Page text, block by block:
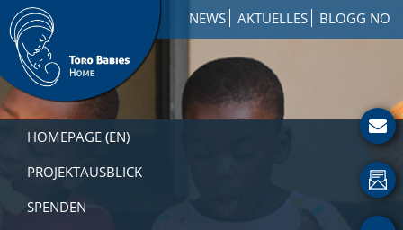
Zur
Hauptnavigation
springen
Skip
to
main
content
Zur
Fußzeile
springen
NEWS AKTUELLES BLOGG NO
Toro
Babies
Home
How
Involved
HOMEPAGE (EN)
PROJEKTAUSBLICK
SPENDEN